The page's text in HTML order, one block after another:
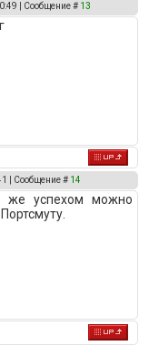
| Сообщение # 13
| Сообщение # 14
же успехом можно